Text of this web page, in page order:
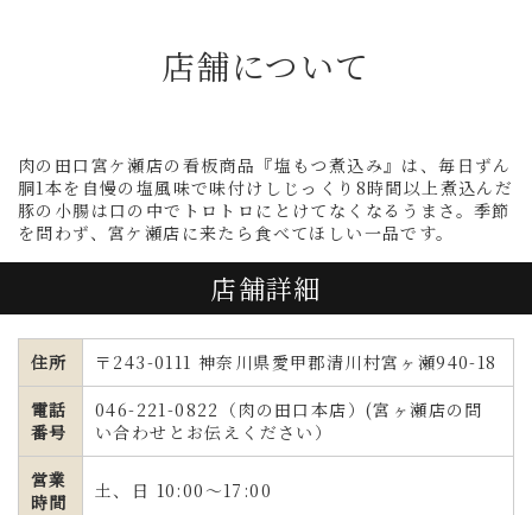
店舗について
肉の田口宮ケ瀬店の看板商品『塩もつ煮込み』は、毎日ずん
胴1本を自慢の塩風味で味付けしじっくり8時間以上煮込んだ
豚の小腸は口の中でトロトロにとけてなくなるうまさ。季節
を問わず、宮ケ瀬店に来たら食べてほしい一品です。
店舗詳細
住所
〒243-0111 神奈川県愛甲郡清川村宮ヶ瀬940-18
電話
番号
046-221-0822（肉の田口本店）(宮ヶ瀬店の問
い合わせとお伝えください）
営業
時間
土、日 10:00～17:00